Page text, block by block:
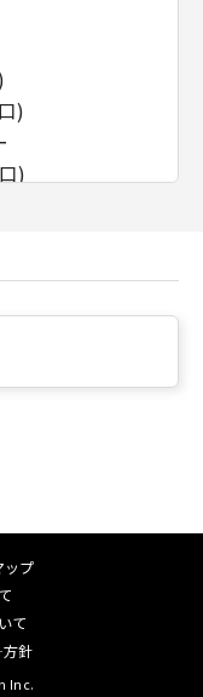
に「本ソフト
接または間接
ウエア」を
、下記(2)また
存続します。
約の終了後直
RIGHTS
as that
(Oct 1995),
)
)
トA
ト)
ップ
て
針
Inc.